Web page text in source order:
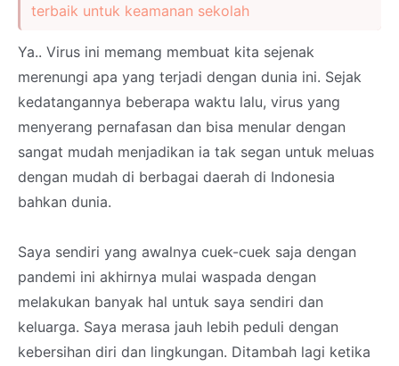
terbaik untuk keamanan sekolah
Ya.. Virus ini memang membuat kita sejenak
merenungi apa yang terjadi dengan dunia ini. Sejak
kedatangannya beberapa waktu lalu, virus yang
menyerang pernafasan dan bisa menular dengan
sangat mudah menjadikan ia tak segan untuk meluas
dengan mudah di berbagai daerah di Indonesia
bahkan dunia.
Saya sendiri yang awalnya cuek-cuek saja dengan
pandemi ini akhirnya mulai waspada dengan
melakukan banyak hal untuk saya sendiri dan
keluarga. Saya merasa jauh lebih peduli dengan
kebersihan diri dan lingkungan. Ditambah lagi ketika